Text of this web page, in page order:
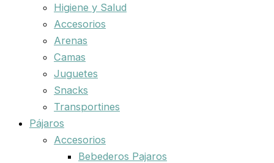
Higiene y Salud
Accesorios
Arenas
Camas
Juguetes
Snacks
Transportines
Pájaros
Accesorios
Bebederos Pajaros